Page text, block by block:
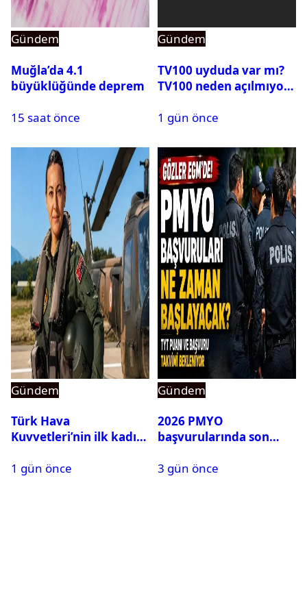
Gündem
Muğla’da 4.1
büyüklüğünde deprem
15 saat önce
Gündem
TV100 uyduda var mı?
TV100 neden açılmıyor?
1 gün önce
Gündem
Türk Hava
Kuvvetleri’nin ilk kadın
Karapınar hakkında
1 gün önce
Gündem
2026 PMYO
başvurularında son
3 gün önce